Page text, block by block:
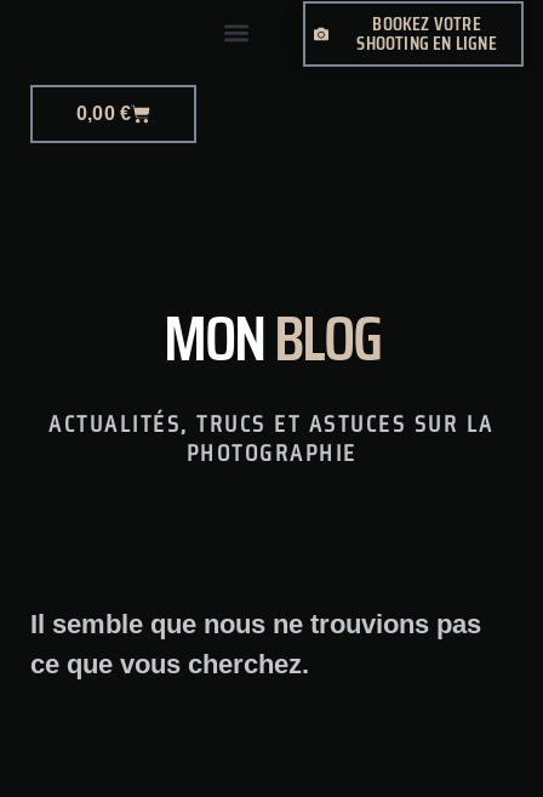
BOOKEZ VOTRE
SHOOTING EN LIGNE
0,00 €
MONBLOG
ACTUALITÉS, TRUCS ET ASTUCES SUR LA
PHOTOGRAPHIE
Il semble que nous ne trouvions pas
ce que vous cherchez.